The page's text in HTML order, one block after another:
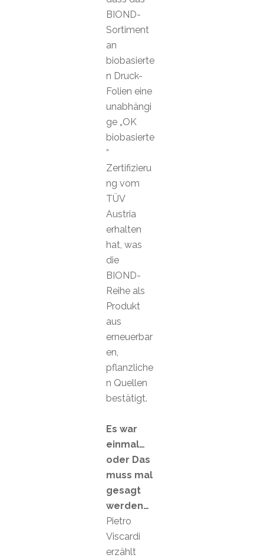
BIOND-
Sortiment
an
biobasierte
n Druck-
Folien eine
unabhängi
ge „OK
biobasierte
“
Zertifizieru
ng vom
TÜV
Austria
erhalten
hat, was
die
BIOND-
Reihe als
Produkt
aus
erneuerbar
en,
pflanzliche
n Quellen
bestätigt.
Es war
einmal…
oder Das
muss mal
gesagt
werden…
Pietro
Viscardi
erzählt